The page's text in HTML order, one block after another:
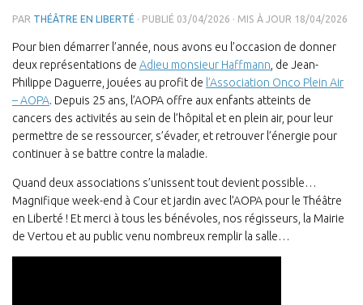
PAR THÉÂTRE EN LIBERTÉ · PUBLIÉ 03/04/2026 · MIS À JOUR 18/04/2026
Pour bien démarrer l’année, nous avons eu l’occasion de donner
deux représentations de Adieu monsieur Haffmann , de Jean-
Philippe Daguerre, jouées au profit de l’Association Onco Plein Air
– AOPA. Depuis 25 ans, l’AOPA offre aux enfants atteints de
cancers des activités au sein de l’hôpital et en plein air, pour leur
permettre de se ressourcer, s’évader, et retrouver l’énergie pour
continuer à se battre contre la maladie.
Quand deux associations s’unissent tout devient possible…
Magnifique week-end à Cour et jardin avec l’AOPA pour le Théâtre
en Liberté ! Et merci à tous les bénévoles, nos régisseurs, la Mairie
de Vertou et au public venu nombreux remplir la salle…